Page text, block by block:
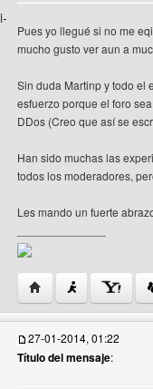
Pues yo llegué si no me
mucho gusto ver aun a
Sin duda Martinp y todo el
esfuerzo porque el foro
DDos (Creo que así se
Han sido muchas las
todos los moderadores,
Les mando un fuerte
Visitar sitio web del
27-01-2014, 01:22
Título del mensaje: